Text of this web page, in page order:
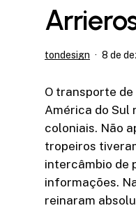
tondesign 8 de
O transporte
América do Sul
coloniais. Não
tropeiros
intercâmbio de
informações.
reinaram